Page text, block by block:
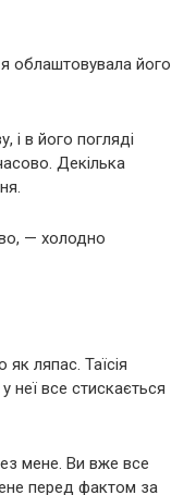
облаштовувала його
і в його погляді
Декілька
— холодно
ляпас. Таїсія
неї все стискається
мене. Ви вже все
перед фактом за